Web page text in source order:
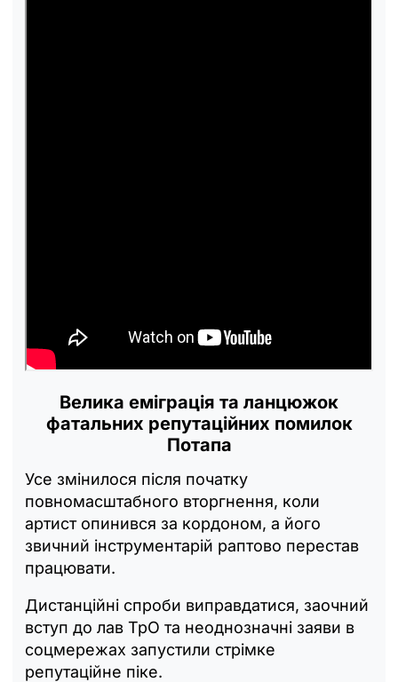
Велика еміграція та ланцюжок
фатальних репутаційних помилок
Потапа
Усе змінилося після початку
повномасштабного вторгнення, коли
артист опинився за кордоном, а його
звичний інструментарій раптово перестав
працювати.
Дистанційні спроби виправдатися, заочний
вступ до лав ТрО та неоднозначні заяви в
соцмережах запустили стрімке
репутаційне піке.